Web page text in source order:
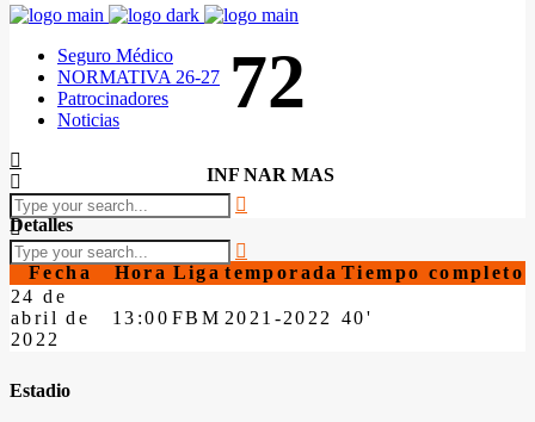
Seguro Médico
NORMATIVA 26-27
Patrocinadores
Noticias
72
INF NAR MAS
Detalles
Fecha Hora Liga temporada Tiempo completo
24 de
abril de
2022
13:00 FBM 2021-2022 40'
Estadio